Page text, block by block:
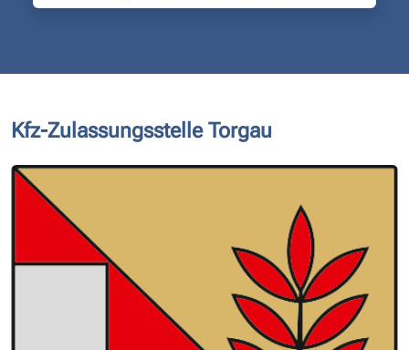
Kfz-Zulassungsstelle Torgau